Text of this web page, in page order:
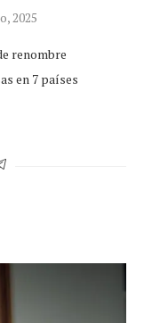
2025
renombre
en 7 países